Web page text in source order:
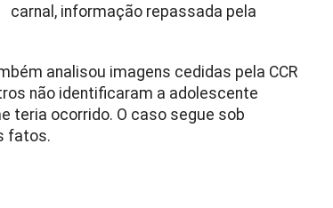
carnal, informação repassada pela
analisou imagens cedidas pela CCR
não identificaram a adolescente
teria ocorrido. O caso segue sob
fatos.